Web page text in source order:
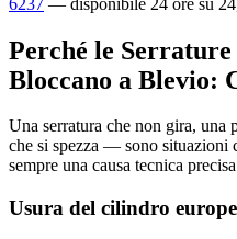
Perché le Serrature
Bloccano a Blevio:
Una serratura che non gira, una
che si spezza — sono situazioni
sempre una causa tecnica
Usura del cilindro